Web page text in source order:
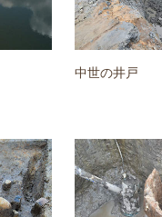
中世の井戸